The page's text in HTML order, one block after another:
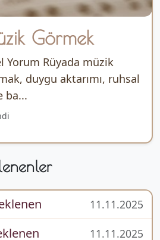
Görmek
Rüyada müzik
duygu aktarımı, ruhsal
ba...
11.11.2025
11.11.2025